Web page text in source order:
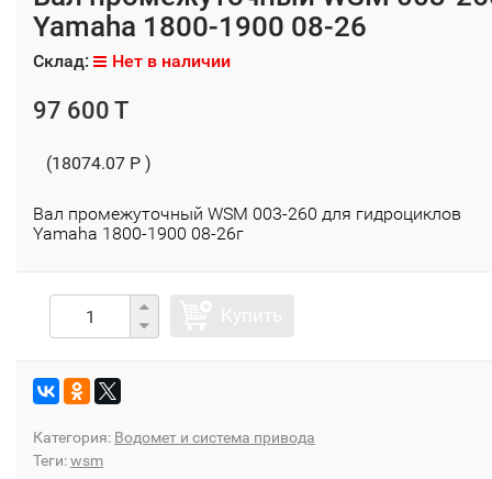
Yamaha 1800-1900 08-26
Склад: Нет в наличии
97 600 T
(18074.07 P )
Вал промежуточный WSM 003-260 для гидроциклов
Yamaha 1800-1900 08-26г
Категория: Водомет и система привода
Теги:wsm